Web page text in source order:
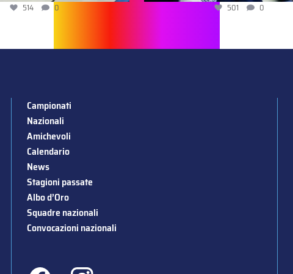
514 0 501 0
Campionati
Nazionali
Amichevoli
Calendario
News
Stagioni passate
Albo d’Oro
Squadre nazionali
Convocazioni nazionali